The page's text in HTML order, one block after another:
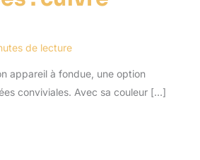
de lecture
appareil à fondue, une option
conviviales. Avec sa couleur […]